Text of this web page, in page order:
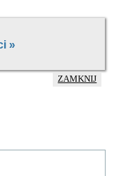
ZAMKNIJ